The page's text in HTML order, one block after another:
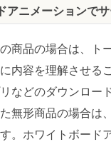
アニメーションで
商品の場合は、ト
内容を理解させる
などのダウンロー
無形商品の場合は
。ホワイトボード